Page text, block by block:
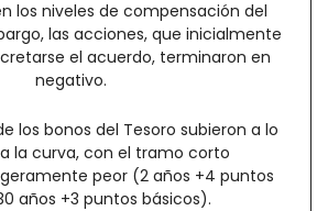
los niveles de compensación del
las acciones, que inicialmente
el acuerdo, terminaron en
negativo.
los bonos del Tesoro subieron a lo
la curva, con el tramo corto
peor (2 años +4 puntos
años +3 puntos básicos).